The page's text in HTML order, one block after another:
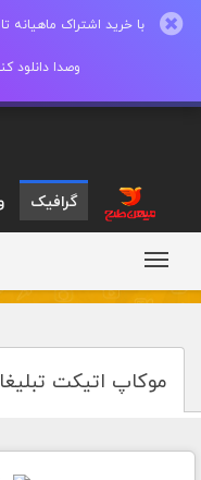
وصدا دانلود
گرافیک
موکاپ اتیکت